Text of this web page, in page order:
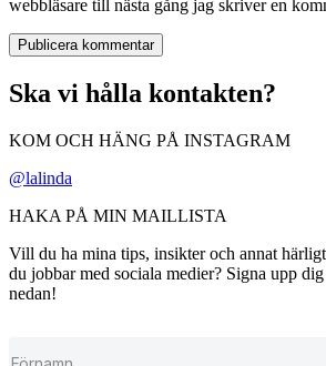
webbläsare till nästa gång jag skriver en
Ska vi hålla kontakten?
KOM OCH HÄNG PÅ INSTAGRAM
@lalinda
HAKA PÅ MIN MAILLISTA
Vill du ha mina tips, insikter och annat
du jobbar med sociala medier? Signa upp
nedan!